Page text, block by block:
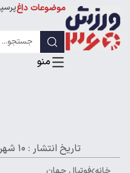
موضوعات داغ
لیگ
تاریخ انتشار : ۱۰ شهریور ۱۴۰۳ - ۱۰:۰۰